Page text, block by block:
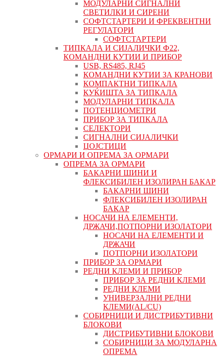
МОДУЛАРНИ СИГНАЛНИ
СВЕТИЛКИ И СИРЕНИ
СОФТСТАРТЕРИ И ФРЕКВЕНТНИ
РЕГУЛАТОРИ
СОФТСТАРТЕРИ
ТИПКАЛА И СИЈАЛИЧКИ Ф22,
КОМАНДНИ КУТИИ И ПРИБОР
USB, RS485, RJ45
КОМАНДНИ КУТИИ ЗА КРАНОВИ
КОМПАКТНИ ТИПКАЛА
КУЌИШТА ЗА ТИПКАЛА
МОДУЛАРНИ ТИПКАЛА
ПОТЕНЦИОМЕТРИ
ПРИБОР ЗА ТИПКАЛА
СЕЛЕКТОРИ
СИГНАЛНИ СИЈАЛИЧКИ
ЏОЈСТИЦИ
ОРМАРИ И ОПРЕМА ЗА ОРМАРИ
ОПРЕМА ЗА ОРМАРИ
БАКАРНИ ШИНИ И
ФЛЕКСИБИЛЕН ИЗОЛИРАН БАКАР
БАКАРНИ ШИНИ
ФЛЕКСИБИЛЕН ИЗОЛИРАН
БАКАР
НОСАЧИ НА ЕЛЕМЕНТИ,
ДРЖАЧИ,ПОТПОРНИ ИЗОЛАТОРИ
НОСАЧИ НА ЕЛЕМЕНТИ И
ДРЖАЧИ
ПОТПОРНИ ИЗОЛАТОРИ
ПРИБОР ЗА ОРМАРИ
РЕДНИ КЛЕМИ И ПРИБОР
ПРИБОР ЗА РЕДНИ КЛЕМИ
РЕДНИ КЛЕМИ
УНИВЕРЗАЛНИ РЕДНИ
КЛЕМИ(AL/CU)
СОБИРНИЦИ И ДИСТРИБУТИВНИ
БЛОКОВИ
ДИСТРИБУТИВНИ БЛОКОВИ
СОБИРНИЦИ ЗА МОДУЛАРНА
ОПРЕМА